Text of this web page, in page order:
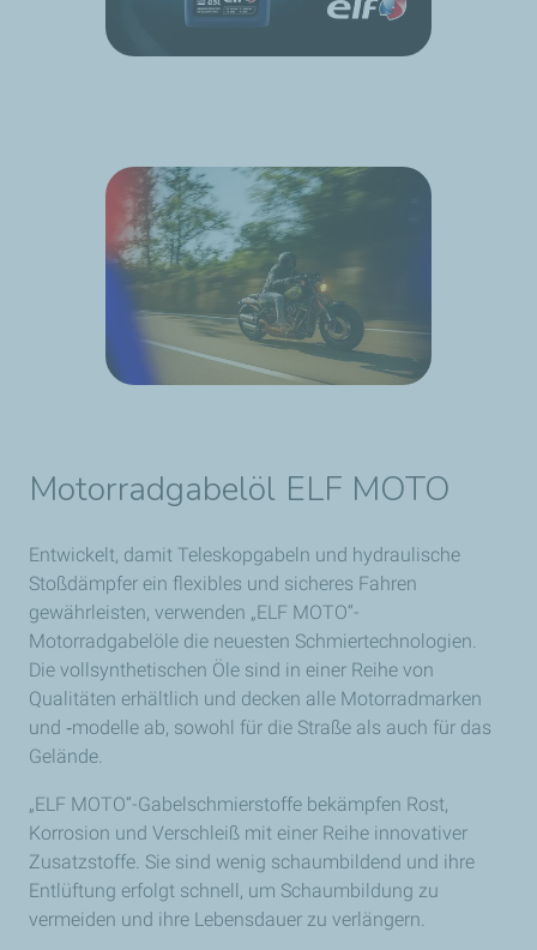
Motorradgabelöl ELF MOTO
Entwickelt, damit Teleskopgabeln und hydraulische
Stoßdämpfer ein flexibles und sicheres Fahren
gewährleisten, verwenden „ELF MOTO“-
Motorradgabelöle die neuesten Schmiertechnologien.
Die vollsynthetischen Öle sind in einer Reihe von
Qualitäten erhältlich und decken alle Motorradmarken
und ‑modelle ab, sowohl für die Straße als auch für das
Gelände.
„ELF MOTO“-Gabelschmierstoffe bekämpfen Rost,
Korrosion und Verschleiß mit einer Reihe innovativer
Zusatzstoffe. Sie sind wenig schaumbildend und ihre
Entlüftung erfolgt schnell, um Schaumbildung zu
vermeiden und ihre Lebensdauer zu verlängern.